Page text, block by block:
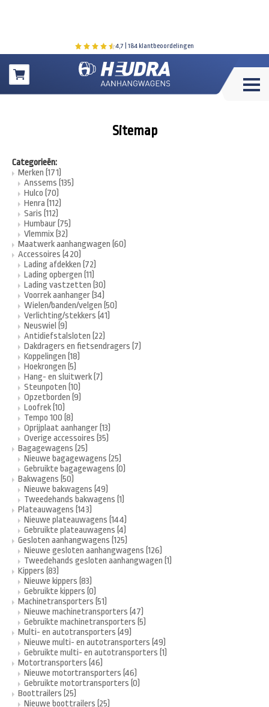
4,7 | 184 klantbeoordelingen
Winkelwagen
Sitemap
Categorieën:
Merken (171)
Anssems (135)
Hulco (70)
Henra (112)
Saris (112)
Humbaur (75)
Vlemmix (32)
Maatwerk aanhangwagen (60)
Accessoires (420)
Lading afdekken (72)
Lading opbergen (11)
Lading vastzetten (30)
Voorrek aanhanger (34)
Wielen/banden/velgen (50)
Verlichting/stekkers (41)
Neuswiel (9)
Antidiefstalsloten (22)
Dakdragers en fietsendragers (7)
Koppelingen (18)
Hoekrongen (5)
Hang- en sluitwerk (7)
Steunpoten (10)
Opzetborden (9)
Loofrek (10)
Tempo 100 (8)
Oprijplaat aanhanger (13)
Overige accessoires (35)
Bagagewagens (25)
Nieuwe bagagewagens (25)
Gebruikte bagagewagens (0)
Bakwagens (50)
Nieuwe bakwagens (49)
Tweedehands bakwagens (1)
Plateauwagens (143)
Nieuwe plateauwagens (144)
Gebruikte plateauwagens (4)
Gesloten aanhangwagens (125)
Nieuwe gesloten aanhangwagens (126)
Tweedehands gesloten aanhangwagen (1)
Kippers (83)
Nieuwe kippers (83)
Gebruikte kippers (0)
Machinetransporters (51)
Nieuwe machinetransporters (47)
Gebruikte machinetransporters (5)
Multi- en autotransporters (49)
Nieuwe multi- en autotransporters (49)
Gebruikte multi- en autotransporters (1)
Motortransporters (46)
Nieuwe motortransporters (46)
Gebruikte motortransporters (0)
Boottrailers (25)
Nieuwe boottrailers (25)